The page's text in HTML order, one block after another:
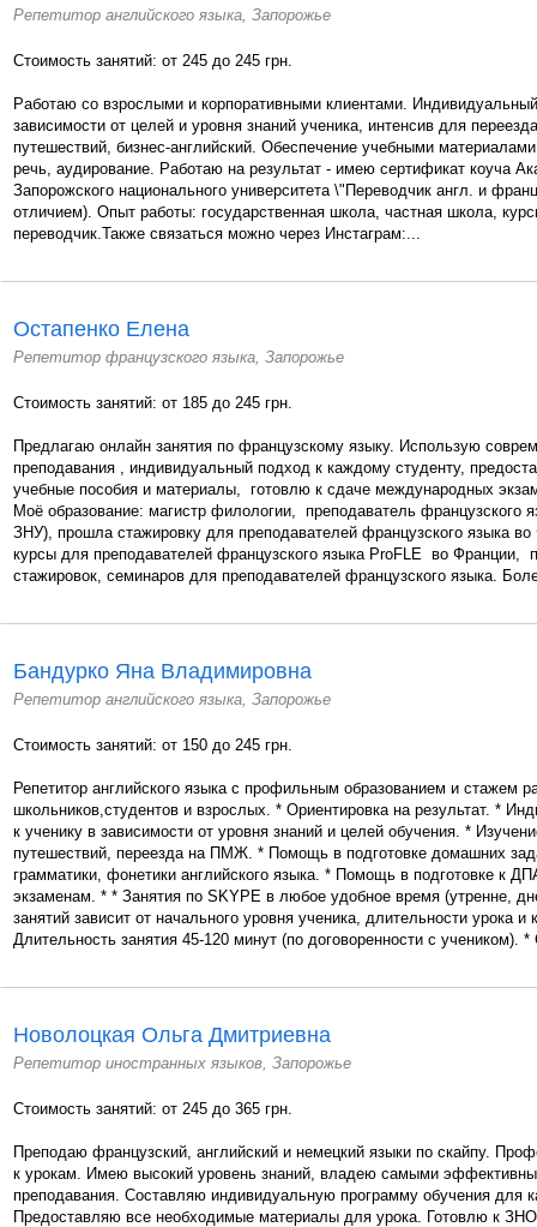
Репетитор английского языка, Запорожье
Стоимость занятий: от 245 до 245 грн.
Работаю со взрослыми и корпоративными клиентами.
зависимости от целей и уровня знаний ученика, интенсив для
путешествий, бизнес-английский. Обеспечение учебными
речь, аудирование. Работаю на результат - имею сертификат коуча
Запорожского национального университета \"Переводчик англ. и
отличием). Опыт работы: государственная школа, частная школа,
переводчик.Также связаться можно через Инстаграм:...
Остапенко Елена
Репетитор французского языка, Запорожье
Стоимость занятий: от 185 до 245 грн.
Предлагаю онлайн занятия по французскому языку. Использую
преподавания , индивидуальный подход к каждому студенту,
учебные пособия и материалы, готовлю к сдаче международных
Моё образование: магистр филологии, преподаватель французского
ЗНУ), прошла стажировку для преподавателей французского языка
курсы для преподавателей французского языка ProFLE во Франции,
стажировок, семинаров для преподавателей французского языка.
Бандурко Яна Владимировна
Репетитор английского языка, Запорожье
Стоимость занятий: от 150 до 245 грн.
Репетитор английского языка с профильным образованием и стажем
школьников,студентов и взрослых. * Ориентировка на результат. *
к ученику в зависимости от уровня знаний и целей обучения. *
путешествий, переезда на ПМЖ. * Помощь в подготовке домашних
грамматики, фонетики английского языка. * Помощь в подготовке к
экзаменам. * * Занятия по SKYPE в любое удобное время (утренне,
занятий зависит от начального уровня ученика, длительности урока
Длительность занятия 45-120 минут (по договоренности с учеником).
Новолоцкая Ольга Дмитриевна
Репетитор иностранных языков, Запорожье
Стоимость занятий: от 245 до 365 грн.
Преподаю французский, английский и немецкий языки по скайпу.
к урокам. Имею высокий уровень знаний, владею самыми
преподавания. Составляю индивидуальную программу обучения для
Предоставляю все необходимые материалы для урока. Готовлю к